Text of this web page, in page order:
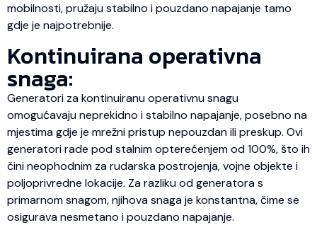
mobilnosti, pružaju stabilno i pouzdano napajanje tamo
gdje je najpotrebnije.
Kontinuirana operativna
snaga:
Generatori za kontinuiranu operativnu snagu
omogućavaju neprekidno i stabilno napajanje, posebno na
mjestima gdje je mrežni pristup nepouzdan ili preskup. Ovi
generatori rade pod stalnim opterećenjem od 100%, što ih
čini neophodnim za rudarska postrojenja, vojne objekte i
poljoprivredne lokacije. Za razliku od generatora s
primarnom snagom, njihova snaga je konstantna, čime se
osigurava nesmetano i pouzdano napajanje.